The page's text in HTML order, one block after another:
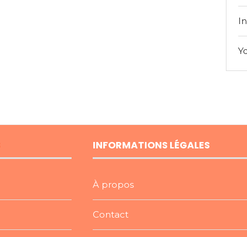
INFORMATIONS LÉGALES
À propos
Contact